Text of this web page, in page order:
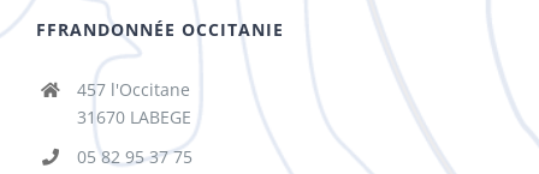
FFRANDONNÉE OCCITANIE
457 l'Occitane
31670 LABEGE
05 82 95 37 75